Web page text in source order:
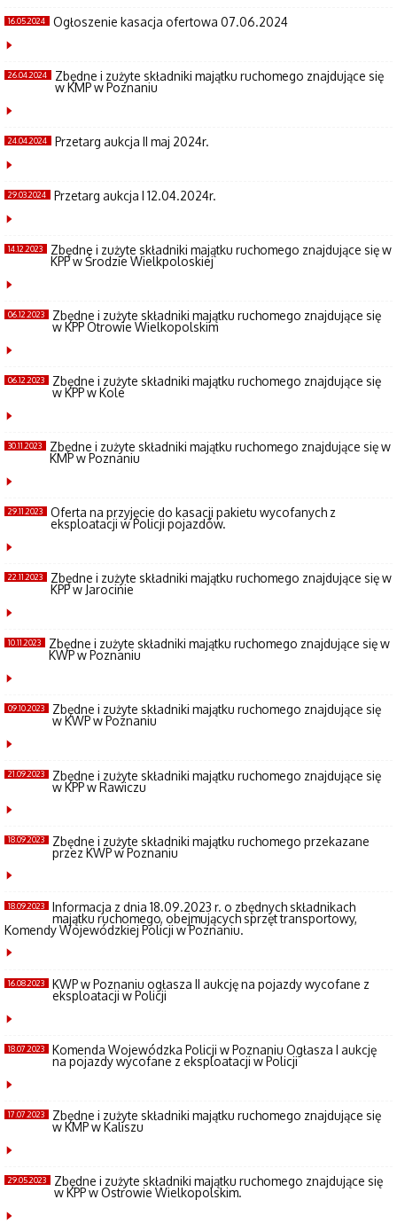
16.05.2024 Ogłoszenie kasacja ofertowa 07.06.2024
26.04.2024 Zbędne i zużyte składniki majątku ruchomego znajdujące się
w KMP w Poznaniu
24.04.2024 Przetarg aukcja II maj 2024r.
29.03.2024 Przetarg aukcja I 12.04.2024r.
14.12.2023 Zbędne i zużyte składniki majątku ruchomego znajdujące się w
KPP w Środzie Wielkpoloskiej
06.12.2023 Zbędne i zużyte składniki majątku ruchomego znajdujące się
w KPP Otrowie Wielkopolskim
06.12.2023 Zbędne i zużyte składniki majątku ruchomego znajdujące się
w KPP w Kole
30.11.2023 Zbędne i zużyte składniki majątku ruchomego znajdujące się w
KMP w Poznaniu
29.11.2023 Oferta na przyjęcie do kasacji pakietu wycofanych z
eksploatacji w Policji pojazdów.
22.11.2023 Zbędne i zużyte składniki majątku ruchomego znajdujące się w
KPP w Jarocinie
10.11.2023 Zbędne i zużyte składniki majątku ruchomego znajdujące się w
KWP w Poznaniu
09.10.2023 Zbędne i zużyte składniki majątku ruchomego znajdujące się
w KWP w Poznaniu
21.09.2023 Zbędne i zużyte składniki majątku ruchomego znajdujące się
w KPP w Rawiczu
18.09.2023 Zbędne i zużyte składniki majątku ruchomego przekazane
przez KWP w Poznaniu
18.09.2023 Informacja z dnia 18.09.2023 r. o zbędnych składnikach
majątku ruchomego, obejmujących sprzęt transportowy,
Komendy Wojewódzkiej Policji w Poznaniu.
16.08.2023 KWP w Poznaniu ogłasza II aukcję na pojazdy wycofane z
eksploatacji w Policji
18.07.2023 Komenda Wojewódzka Policji w Poznaniu Ogłasza I aukcję
na pojazdy wycofane z eksploatacji w Policji
17.07.2023 Zbędne i zużyte składniki majątku ruchomego znajdujące się
w KMP w Kaliszu
29.05.2023 Zbędne i zużyte składniki majątku ruchomego znajdujące się
w KPP w Ostrowie Wielkopolskim.